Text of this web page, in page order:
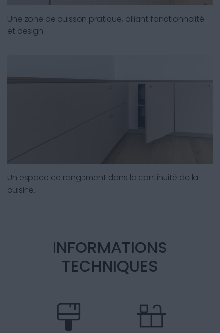
Une zone de cuisson pratique, alliant fonctionnalité
et design.
Un espace de rangement dans la continuité de la
cuisine.
INFORMATIONS
TECHNIQUES